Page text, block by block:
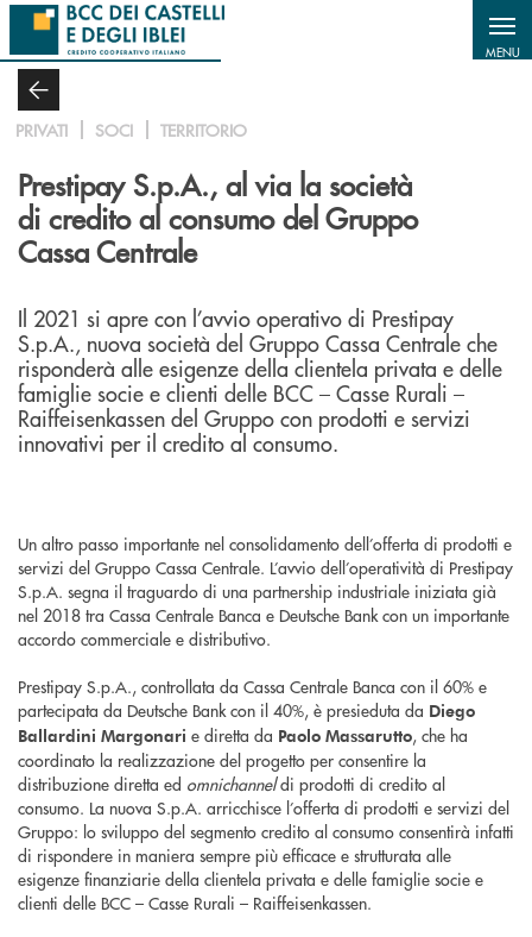
Salta al contenuto principale
MENU
PRIVATI SOCI TERRITORIO
Prestipay S.p.A., al via la società
di credito al consumo del Gruppo
Cassa Centrale
Il 2021 si apre con l’avvio operativo di Prestipay
S.p.A., nuova società del Gruppo Cassa Centrale che
risponderà alle esigenze della clientela privata e delle
famiglie socie e clienti delle BCC – Casse Rurali –
Raiffeisenkassen del Gruppo con prodotti e servizi
innovativi per il credito al consumo.
Un altro passo importante nel consolidamento dell’offerta di prodotti e
servizi del Gruppo Cassa Centrale. L’avvio dell’operatività di Prestipay
S.p.A. segna il traguardo di una partnership industriale iniziata già
nel 2018 tra Cassa Centrale Banca e Deutsche Bank con un importante
accordo commerciale e distributivo.
Prestipay S.p.A., controllata da Cassa Centrale Banca con il 60% e
partecipata da Deutsche Bank con il 40%, è presieduta da Diego
Ballardini Margonari e diretta da Paolo Massarutto, che ha
coordinato la realizzazione del progetto per consentire la
distribuzione diretta ed omnichanneldi prodotti di credito al
consumo. La nuova S.p.A. arricchisce l’offerta di prodotti e servizi del
Gruppo: lo sviluppo del segmento credito al consumo consentirà infatti
di rispondere in maniera sempre più efficace e strutturata alle
esigenze finanziarie della clientela privata e delle famiglie socie e
clienti delle BCC – Casse Rurali – Raiffeisenkassen.